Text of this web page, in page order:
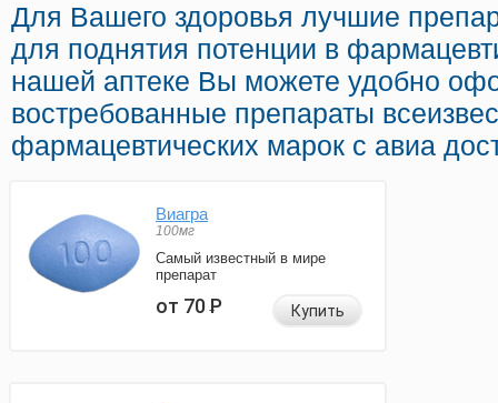
Для Вашего здоровья лучшие
для поднятия потенции в
нашей аптеке Вы можете удобно
востребованные препараты
фармацевтических марок с авиа
Виагра
100мг
Самый известный в мире
препарат
от 70Р Купить